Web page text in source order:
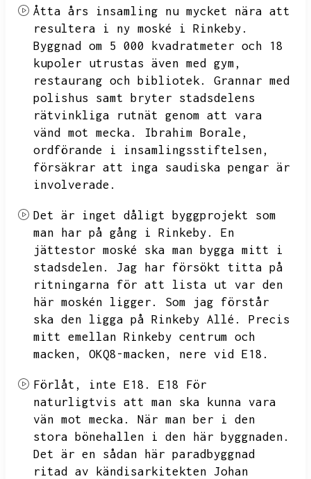
Åtta års insamling nu mycket nära att
resultera i ny moské i Rinkeby.
Byggnad om 5 000 kvadratmeter och 18
kupoler utrustas även med gym,
restaurang och bibliotek.
Grannar med
polishus samt bryter stadsdelens
rätvinkliga rutnät genom att vara
vänd mot mecka.
Ibrahim Borale,
ordförande i insamlingsstiftelsen,
försäkrar att inga saudiska pengar är
involverade.
Det är inget dåligt byggprojekt som
man har på gång i Rinkeby.
En
jättestor moské ska man bygga mitt i
stadsdelen.
Jag har försökt titta på
ritningarna för att lista ut var den
här moskén ligger.
Som jag förstår
ska den ligga på Rinkeby Allé.
Precis
mitt emellan Rinkeby centrum och
macken,
OKQ8-macken, nere vid E18.
Förlåt, inte E18. E18
För
naturligtvis att man ska kunna vara
vän mot mecka.
När man ber i den
stora bönehallen i den här byggnaden.
Det är en sådan här paradbyggnad
ritad av kändisarkitekten Johan